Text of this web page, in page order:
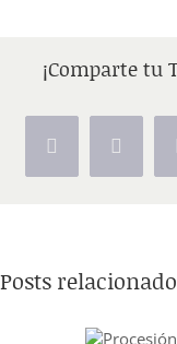
¡Comparte tu
Facebook
X
Posts